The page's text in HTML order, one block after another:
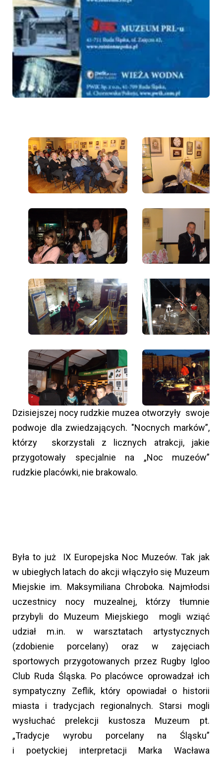
Dzisiejszej nocy rudzkie muzea otworzyły swoje
podwoje dla zwiedzających. "Nocnych marków”,
którzy skorzystali z licznych atrakcji, jakie
przygotowały specjalnie na „Noc muzeów”
rudzkie placówki, nie brakowalo.
Była to już IX Europejska Noc Muzeów. Tak jak
w ubiegłych latach do akcji włączyło się Muzeum
Miejskie im. Maksymiliana Chroboka. Najmłodsi
uczestnicy nocy muzealnej, którzy tłumnie
przybyli do Muzeum Miejskiego mogli wziąć
udział m.in. w warsztatach artystycznych
(zdobienie porcelany) oraz w zajęciach
sportowych przygotowanych przez Rugby Igloo
Club Ruda Śląska. Po placówce oprowadzał ich
sympatyczny Zeflik, który opowiadał o historii
miasta i tradycjach regionalnych. Starsi mogli
wysłuchać prelekcji kustosza Muzeum pt.
„Tradycje wyrobu porcelany na Śląsku”
i poetyckiej interpretacji Marka Wacława